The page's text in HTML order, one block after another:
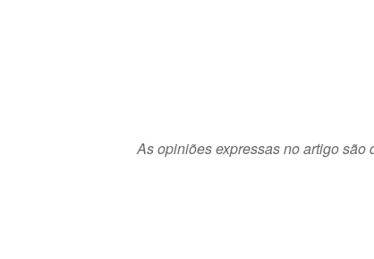
As opiniões expressas no artigo